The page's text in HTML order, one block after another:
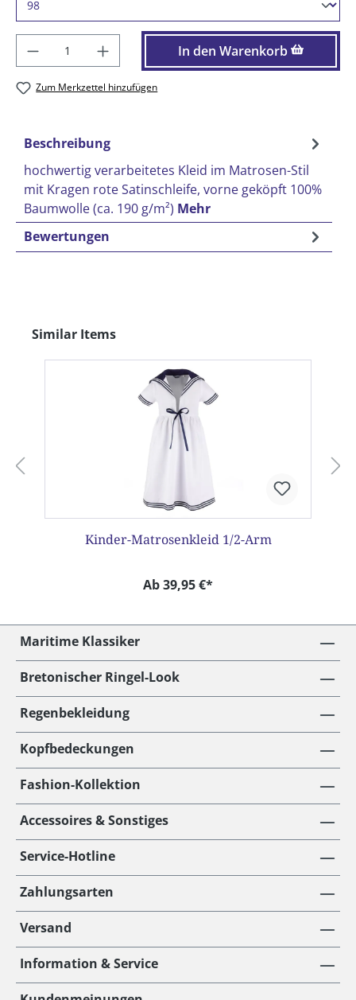
Produkt Anzahl: Gib den gewünschten
In den Warenkorb
Zum Merkzettel hinzufügen
Beschreibung
hochwertig verarbeitetes Kleid im Matrosen-Stil
mit Kragen rote Satinschleife, vorne geköpft 100%
Baumwolle (ca. 190 g/m²) Mehr
Bewertungen
Produktgalerie überspringen
Similar Items
Kinder-Matrosenkleid 1/2-Arm
Ab 39,95 €*
Maritime Klassiker
Bretonischer Ringel-Look
Regenbekleidung
Kopfbedeckungen
Fashion-Kollektion
Accessoires & Sonstiges
Service-Hotline
Zahlungsarten
Versand
Information & Service